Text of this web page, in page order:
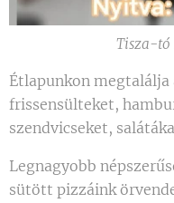
Tisza-tó
Étlapunkon
frissensülteket,
szendvicseket,
Legnagyobb
sütött pizzáink